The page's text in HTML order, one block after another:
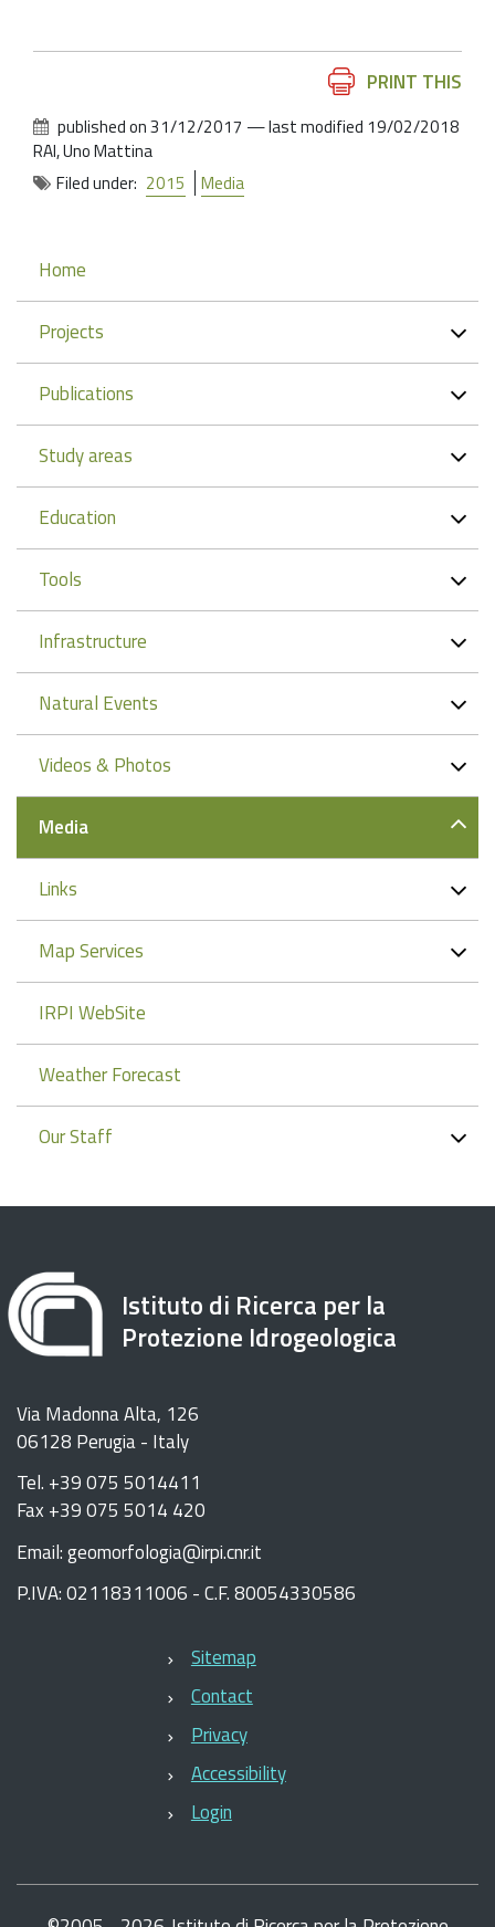
PRINT THIS
published on31/12/2017 —last modified 19/02/2018
RAI, Uno Mattina
Filed under: 2015 Media
Navigation
Home
Projects
Publications
Study areas
Education
Tools
Infrastructure
Natural Events
Videos & Photos
Media
Links
Map Services
IRPI WebSite
Weather Forecast
Our Staff
Istituto di Ricerca per la
Protezione Idrogeologica
Via Madonna Alta, 126
06128 Perugia - Italy
Tel. +39 075 5014411
Fax +39 075 5014 420
Email: geomorfologia@irpi.cnr.it
P.IVA: 02118311006 - C.F. 80054330586
Sitemap
Contact
Privacy
Accessibility
Login